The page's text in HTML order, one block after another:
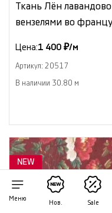
Меню
Нов. Sale
Ткань Лён
вензелями во
Цена:1 400 ₽/м
Артикул: 20517
В наличии 30.80 м
NEW